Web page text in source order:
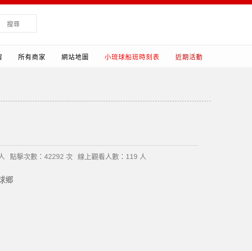
搜尋
所有商家 網站地圖 小琉球船班時刻表 近期活動
點擊次數：42292 次 線上觀看人數：119 人
鄉